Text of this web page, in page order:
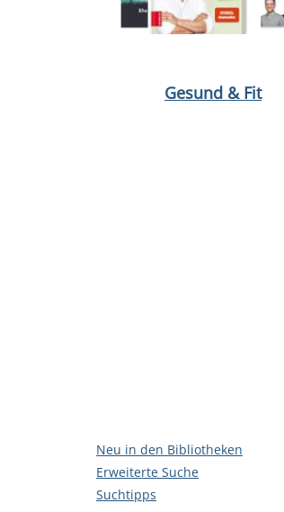
Gesund & Fit
Neu in den Bibliotheken
Erweiterte Suche
Suchtipps